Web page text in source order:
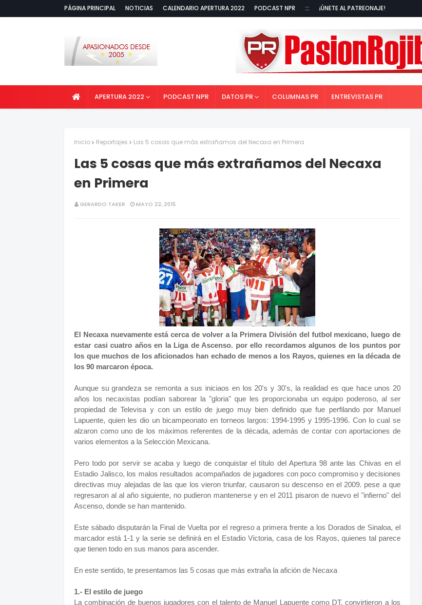
PÁGINA PRINCIPAL NOTICIAS CALENDARIO APERTURA 2022 PODCAST NPR ::: ¡ÚNETE AL PATREONAJE!
APERTURA 2022 PODCAST NPR DATOS PR COLUMNAS PR ENTREVISTAS PR
Inicio Reportajes Las 5 cosas que más extrañamos del Necaxa en Primera
Las 5 cosas que más extrañamos del Necaxa
en Primera
GERARDO TAKER MAYO 22, 2015
El Necaxa nuevamente está cerca de volver a la Primera División del futbol mexicano, luego de
estar casi cuatro años en la Liga de Ascenso. por ello recordamos algunos de los puntos por
los que muchos de los aficionados han echado de menos a los Rayos, quienes en la década de
los 90 marcaron época.
Aunque su grandeza se remonta a sus iniciaos en los 20's y 30's, la realidad es que hace unos 20
años los necaxistas podían saborear la "gloria" que les proporcionaba un equipo poderoso, al ser
propiedad de Televisa y con un estilo de juego muy bien definido que fue perfilando por Manuel
Lapuente, quien les dio un bicampeonato en torneos largos: 1994-1995 y 1995-1996. Con lo cual se
alzaron como uno de los máximos referentes de la década, además de contar con aportaciones de
varios elementos a la Selección Mexicana.
Pero todo por servir se acaba y luego de conquistar el título del Apertura 98 ante las Chivas en el
Estadio Jalisco, los malos resultados acompañados de jugadores con poco compromiso y decisiones
directivas muy alejadas de las que los vieron triunfar, causaron su descenso en el 2009. pese a que
regresaron al al año siguiente, no pudieron mantenerse y en el 2011 pisaron de nuevo el "infierno" del
Ascenso, donde se han mantenido.
Este sábado disputarán la Final de Vuelta por el regreso a primera frente a los Dorados de Sinaloa, el
marcador está 1-1 y la serie se definirá en el Estadio Victoria, casa de los Rayos, quienes tal parece
que tienen todo en sus manos para ascender.
En este sentido, te presentamos las 5 cosas que más extraña la afición de Necaxa
1.- El estilo de juego
La combinación de buenos jugadores con el talento de Manuel Lapuente como DT, convirtieron a los